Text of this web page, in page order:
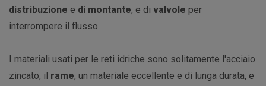
distribuzione e di montante, e divalvole per
interrompere il flusso.
I materiali usati per le reti idriche sono solitamente l'acciaio
zincato, il rame, un materiale eccellente e di lunga durata, e